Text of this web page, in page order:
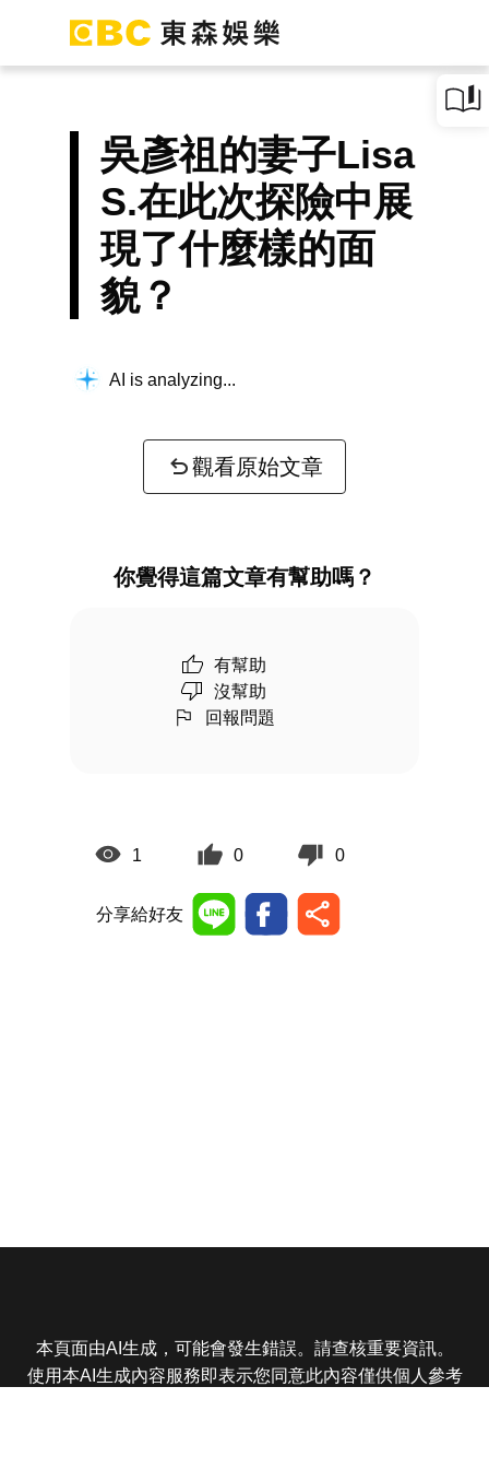
吳彥祖的妻子Lisa
S.在此次探險中展
現了什麼樣的面
貌？
AI is analyzing...
觀看原始文章
你覺得這篇文章有幫助嗎？
有幫助
沒幫助
回報問題
1 0 0
分享給好友
本頁面由AI生成，可能會發生錯誤。請查核重要資訊。
使用本AI生成內容服務即表示您同意此內容僅供個人參考